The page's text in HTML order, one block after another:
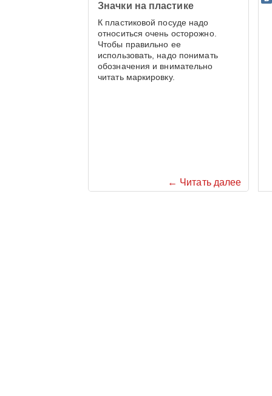
← Читать далее
Значки на пластике
К пластиковой посуде надо
относиться очень осторожно.
Чтобы правильно ее
использовать, надо понимать
обозначения и внимательно
читать маркировку.